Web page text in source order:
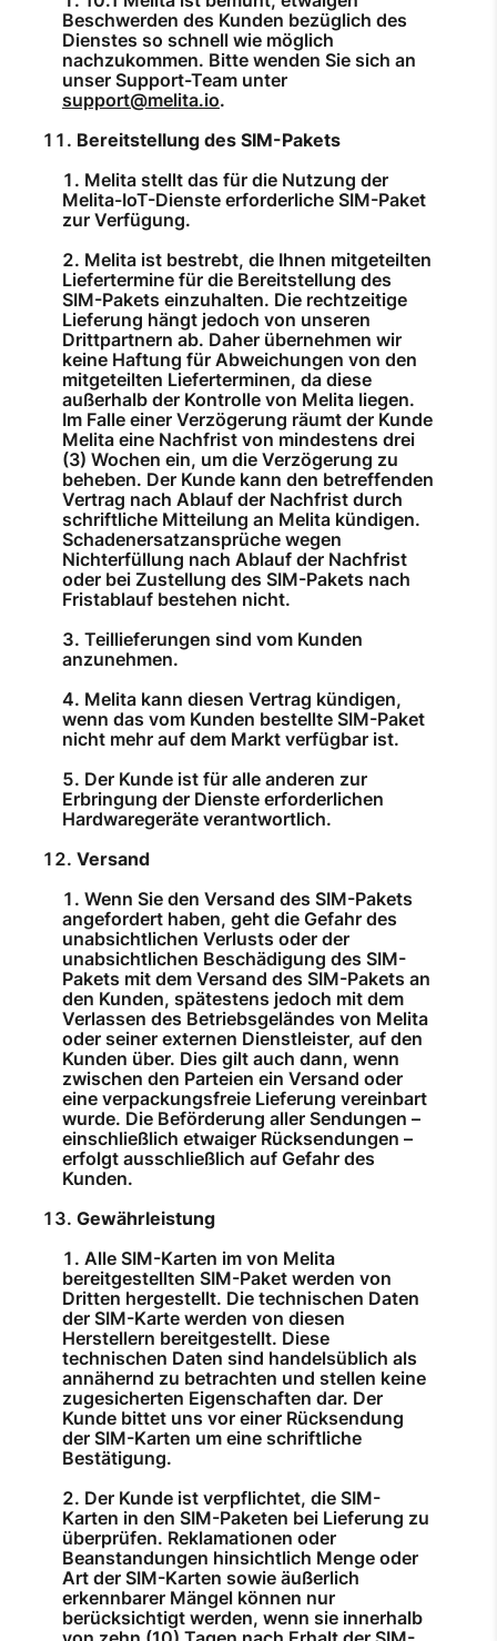
Beschwerden des Kunden bezüglich des
Dienstes so schnell wie möglich
nachzukommen. Bitte wenden Sie sich an
unser Support-Team unter
support@melita.io.
Bereitstellung des SIM-Pakets
Melita stellt das für die Nutzung der
Melita-IoT-Dienste erforderliche SIM-Paket
zur Verfügung.
Melita ist bestrebt, die Ihnen mitgeteilten
Liefertermine für die Bereitstellung des
SIM-Pakets einzuhalten. Die rechtzeitige
Lieferung hängt jedoch von unseren
Drittpartnern ab. Daher übernehmen wir
keine Haftung für Abweichungen von den
mitgeteilten Lieferterminen, da diese
außerhalb der Kontrolle von Melita liegen.
Im Falle einer Verzögerung räumt der Kunde
Melita eine Nachfrist von mindestens drei
(3) Wochen ein, um die Verzögerung zu
beheben. Der Kunde kann den betreffenden
Vertrag nach Ablauf der Nachfrist durch
schriftliche Mitteilung an Melita kündigen.
Schadenersatzansprüche wegen
Nichterfüllung nach Ablauf der Nachfrist
oder bei Zustellung des SIM-Pakets nach
Fristablauf bestehen nicht.
Teillieferungen sind vom Kunden
anzunehmen.
Melita kann diesen Vertrag kündigen,
wenn das vom Kunden bestellte SIM-Paket
nicht mehr auf dem Markt verfügbar ist.
Der Kunde ist für alle anderen zur
Erbringung der Dienste erforderlichen
Hardwaregeräte verantwortlich.
Versand
Wenn Sie den Versand des SIM-Pakets
angefordert haben, geht die Gefahr des
unabsichtlichen Verlusts oder der
unabsichtlichen Beschädigung des SIM-
Pakets mit dem Versand des SIM-Pakets an
den Kunden, spätestens jedoch mit dem
Verlassen des Betriebsgeländes von Melita
oder seiner externen Dienstleister, auf den
Kunden über. Dies gilt auch dann, wenn
zwischen den Parteien ein Versand oder
eine verpackungsfreie Lieferung vereinbart
wurde. Die Beförderung aller Sendungen –
einschließlich etwaiger Rücksendungen –
erfolgt ausschließlich auf Gefahr des
Kunden.
Gewährleistung
Alle SIM-Karten im von Melita
bereitgestellten SIM-Paket werden von
Dritten hergestellt. Die technischen Daten
der SIM-Karte werden von diesen
Herstellern bereitgestellt. Diese
technischen Daten sind handelsüblich als
annähernd zu betrachten und stellen keine
zugesicherten Eigenschaften dar. Der
Kunde bittet uns vor einer Rücksendung
der SIM-Karten um eine schriftliche
Bestätigung.
Der Kunde ist verpflichtet, die SIM-
Karten in den SIM-Paketen bei Lieferung zu
überprüfen. Reklamationen oder
Beanstandungen hinsichtlich Menge oder
Art der SIM-Karten sowie äußerlich
erkennbarer Mängel können nur
berücksichtigt werden, wenn sie innerhalb